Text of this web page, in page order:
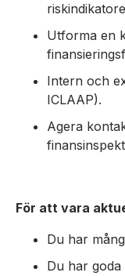
Utforma en
Intern och
ICLAAP).
Agera
För att vara
Du har
Du har